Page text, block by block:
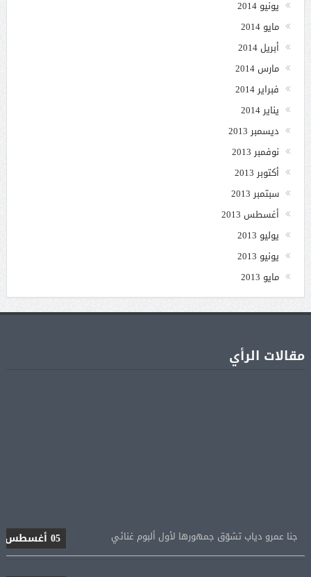
يونيو 2014
مايو 2014
أبريل 2014
مارس 2014
فبراير 2014
يناير 2014
ديسمبر 2013
نوفمبر 2013
أكتوبر 2013
سبتمبر 2013
أغسطس 2013
يوليو 2013
يونيو 2013
مايو 2013
مقالات الرأي